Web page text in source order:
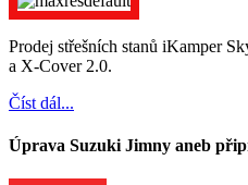
Prodej střešních stanů iKamper
a X-Cover 2.0.
Číst dál...
Úprava Suzuki Jimny aneb